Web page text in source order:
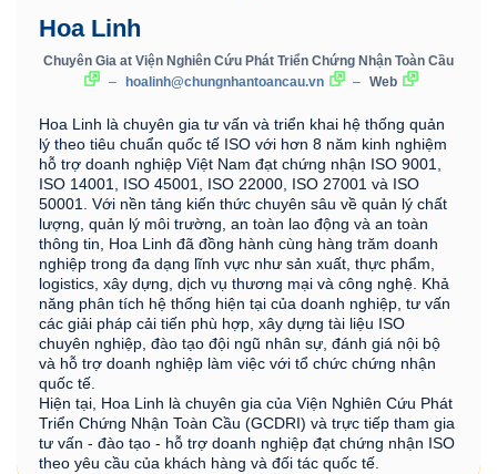
Hoa Linh
Chuyên Gia at Viện Nghiên Cứu Phát Triển Chứng Nhận Toàn Cầu
–
hoalinh@chungnhantoancau.vn – Web
Hoa Linh là chuyên gia tư vấn và triển khai hệ thống quản
lý theo tiêu chuẩn quốc tế ISO với hơn 8 năm kinh nghiệm
hỗ trợ doanh nghiệp Việt Nam đạt chứng nhận ISO 9001,
ISO 14001, ISO 45001, ISO 22000, ISO 27001 và ISO
50001. Với nền tảng kiến thức chuyên sâu về quản lý chất
lượng, quản lý môi trường, an toàn lao động và an toàn
thông tin, Hoa Linh đã đồng hành cùng hàng trăm doanh
nghiệp trong đa dạng lĩnh vực như sản xuất, thực phẩm,
logistics, xây dựng, dịch vụ thương mại và công nghệ. Khả
năng phân tích hệ thống hiện tại của doanh nghiệp, tư vấn
các giải pháp cải tiến phù hợp, xây dựng tài liệu ISO
chuyên nghiệp, đào tạo đội ngũ nhân sự, đánh giá nội bộ
và hỗ trợ doanh nghiệp làm việc với tổ chức chứng nhận
quốc tế.
Hiện tại, Hoa Linh là chuyên gia của Viện Nghiên Cứu Phát
Triển Chứng Nhận Toàn Cầu (GCDRI) và trực tiếp tham gia
tư vấn - đào tạo - hỗ trợ doanh nghiệp đạt chứng nhận ISO
theo yêu cầu của khách hàng và đối tác quốc tế.